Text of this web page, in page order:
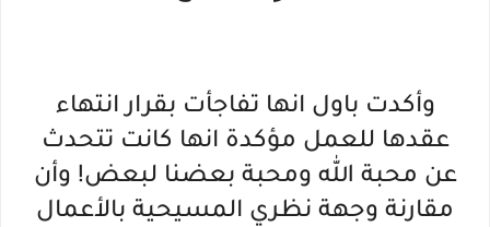
وأكدت باول انها تفاجأت بقرار انتهاء
عقدها للعمل مؤكدة انها كانت تتحدث
عن محبة الله ومحبة بعضنا لبعض! وأن
مقارنة وجهة نظري المسيحية بالأعمال